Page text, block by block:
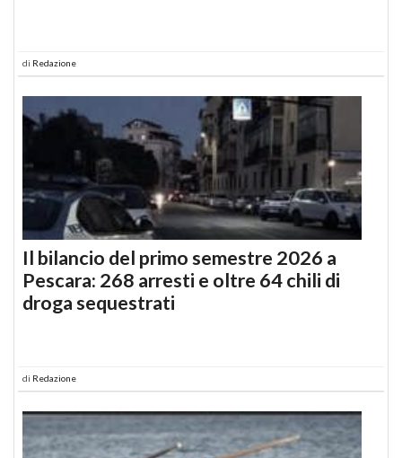
di Redazione
Il bilancio del primo semestre 2026 a
Pescara: 268 arresti e oltre 64 chili di
droga sequestrati
di Redazione